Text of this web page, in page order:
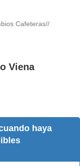
Cafeteras/
Viena
haya